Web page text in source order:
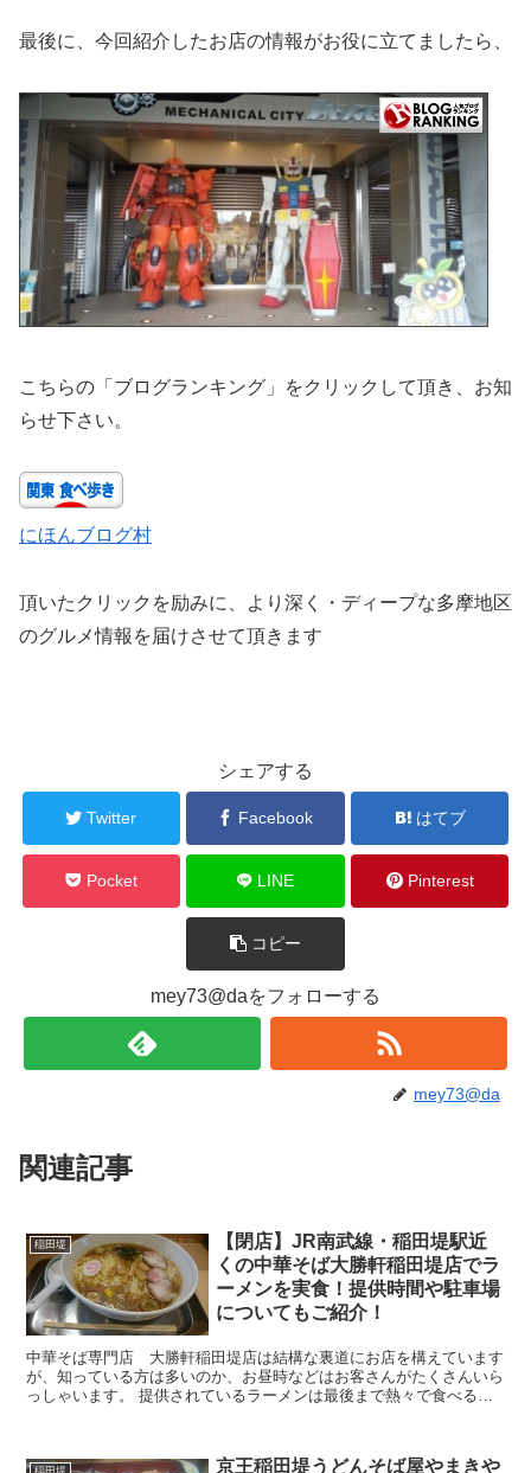
最後に、今回紹介したお店の情報がお役に立てましたら、
こちらの「ブログランキング」をクリックして頂き、お知
らせ下さい。
にほんブログ村
頂いたクリックを励みに、より深く・ディープな多摩地区
のグルメ情報を届けさせて頂きます
シェアする
Twitter Facebook はてブ
Pocket LINE Pinterest
コピー
mey73@daをフォローする
mey73@da
関連記事
稲田堤
【閉店】JR南武線・稲田堤駅近
くの中華そば大勝軒稲田堤店でラ
ーメンを実食！提供時間や駐車場
についてもご紹介！
中華そば専門店 大勝軒稲田堤店は結構な裏道にお店を構えています
が、知っている方は多いのか、お昼時などはお客さんがたくさんいら
っしゃいます。 提供されているラーメンは最後まで熱々で食べるこ
稲田堤
京王稲田堤うどんそば屋やまきや